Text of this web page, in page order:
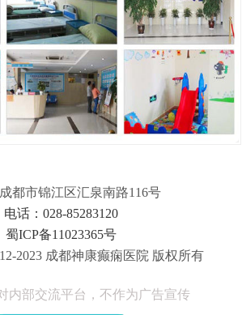
都市锦江区汇泉南路116号
电话：028-85283120
蜀ICP备11023365号
2023 成都神康癫痫医院 版权所有
内部交流平台，不作为广告宣传